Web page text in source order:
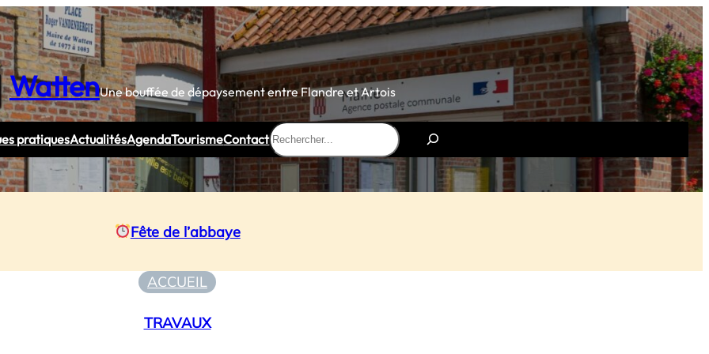
WattenUne bouffée de dépaysement entre Flandre et Artois
pratiquesActualitésAgendaTourismeContact
Rechercher
Fête de l’abbaye
ACCUEIL
TRAVAUX